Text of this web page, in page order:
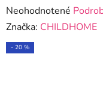
Priemerné
hodnotenie
produktu
Neohodnotené
Značka: CHILDHOME
- 20 %